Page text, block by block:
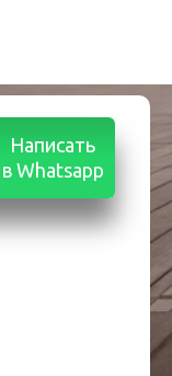
Написать
в Whatsapp